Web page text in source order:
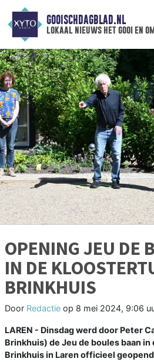
GOOISCHDAGBLAD.NL
lokaal nieuws het gooi en
OPENING JEU DE
IN DE
BRINKHUIS
Door Redactie op 8 mei 2024, 9:06
LAREN - Dinsdag werd door Peter
Brinkhuis) de Jeu de boules baan
Brinkhuis in Laren officieel